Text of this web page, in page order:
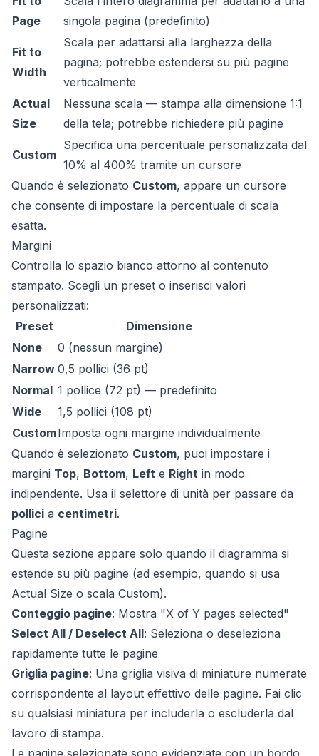
Page
singola pagina (predefinito)
Fit to
Width
Scala per adattarsi alla larghezza della
pagina; potrebbe estendersi su più pagine
verticalmente
Actual
Size
Nessuna scala — stampa alla dimensione 1:1
della tela; potrebbe richiedere più pagine
Custom
Specifica una percentuale personalizzata dal
10% al 400% tramite un cursore
Quando è selezionato Custom, appare un cursore
che consente di impostare la percentuale di scala
esatta.
Margini
Controlla lo spazio bianco attorno al contenuto
stampato. Scegli un preset o inserisci valori
personalizzati:
Preset
Dimensione
None
0 (nessun margine)
Narrow 0,5 pollici (36 pt)
Normal 1 pollice (72 pt) — predefinito
Wide
1,5 pollici (108 pt)
CustomImposta ogni margine individualmente
Quando è selezionato Custom, puoi impostare i
margini Top, Bottom, Left e Right in modo
indipendente. Usa il selettore di unità per passare da
pollici a centimetri.
Pagine
Questa sezione appare solo quando il diagramma si
estende su più pagine (ad esempio, quando si usa
Actual Size o scala Custom).
Conteggio pagine: Mostra "X of Y pages selected"
Select All / Deselect All: Seleziona o deseleziona
rapidamente tutte le pagine
Griglia pagine: Una griglia visiva di miniature numerate
corrispondente al layout effettivo delle pagine. Fai clic
su qualsiasi miniatura per includerla o escluderla dal
lavoro di stampa.
Le pagine selezionate sono evidenziate con un bordo